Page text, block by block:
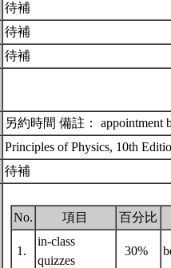
待補
待補
待補
另約時間 備註： appointment
Principles of Physics, 10th
待補
No. 項目 百分比
1.
in-class
quizzes
30%